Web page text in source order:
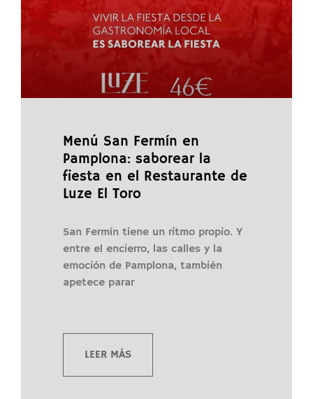
Menú San Fermín en
Pamplona: saborear la
fiesta en el Restaurante de
Luze El Toro
San Fermín tiene un ritmo propio. Y
entre el encierro, las calles y la
emoción de Pamplona, también
apetece parar
LEER MÁS